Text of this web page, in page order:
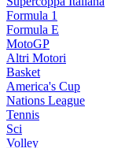
Formula 1
Formula E
MotoGP
Altri Motori
Basket
America's Cup
Nations League
Tennis
Sci
Volley